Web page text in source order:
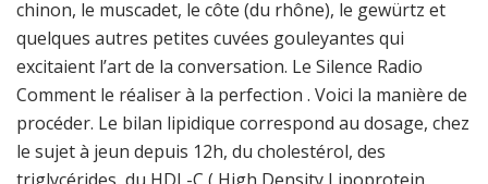
chinon, le muscadet, le côte (du rhône), le gewürtz et
quelques autres petites cuvées gouleyantes qui
excitaient l’art de la conversation. Le Silence Radio
Comment le réaliser à la perfection . Voici la manière de
procéder. Le bilan lipidique correspond au dosage, chez
le sujet à jeun depuis 12h, du cholestérol, des